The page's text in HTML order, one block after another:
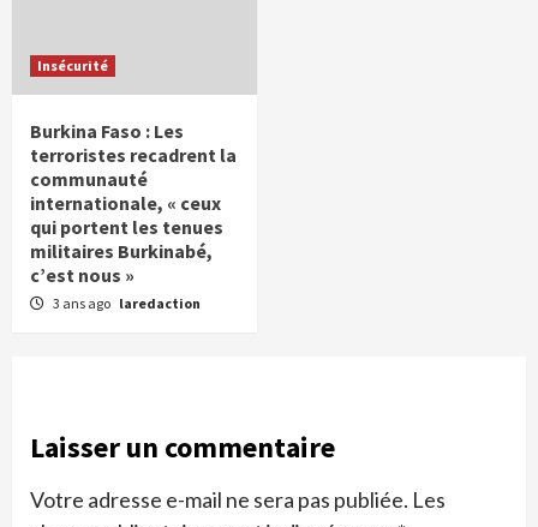
Insécurité
Burkina Faso : Les
terroristes recadrent la
communauté
internationale, « ceux
qui portent les tenues
militaires Burkinabé,
c’est nous »
3 ans ago laredaction
Laisser un commentaire
Votre adresse e-mail ne sera pas publiée. Les